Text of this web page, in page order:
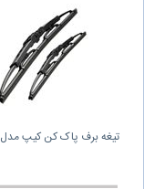
تیغه برف پاک کن کیپ مدل 04 منا